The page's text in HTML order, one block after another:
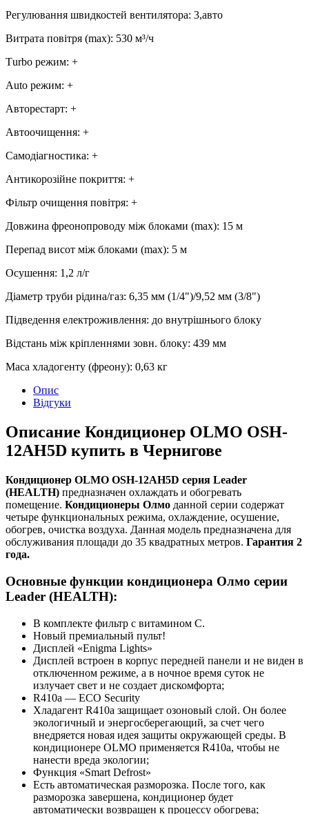
Регулювання швидкостей вентилятора: 3,авто
Витрата повітря (max): 530 м³/ч
Тurbo режим: +
Аuto режим: +
Авторестарт: +
Автоочищення: +
Самодіагностика: +
Антикорозійне покриття: +
Фільтр очищення повітря: +
Довжина фреонопроводу між блоками (max): 15 м
Перепад висот між блоками (max): 5 м
Осушення: 1,2 л/г
Діаметр труби рідина/газ: 6,35 мм (1/4")/9,52 мм (3/8")
Підведення електроживлення: до внутрішнього блоку
Відстань між кріпленнями зовн. блоку: 439 мм
Маса хладогенту (фреону): 0,63 кг
Опис
Відгуки
Описание Кондиционер OLMO OSH-
12AH5D купить в Чернигове
Кондиционер OLMO OSH-12AH5D серия Leader
(HEALTH) предназначен охлаждать и обогревать
помещение. Кондиционеры Олмо данной серии содержат
четыре функциональных режима, охлаждение, осушение,
обогрев, очистка воздуха. Данная модель предназначена для
обслуживания площади до 35 квадратных метров. Гарантия 2
года.
Основные функции кондиционера Олмо серии
Leader (HEALTH):
В комплекте фильтр с витамином C.
Новый премиальный пульт!
Дисплей «Enigma Lights»
Дисплей встроен в корпус передней панели и не виден в
отключенном режиме, а в ночное время суток не
излучает свет и не создает дискомфорта;
R410a — ECO Security
Хладагент R410a защищает озоновый слой. Он более
экологичный и энергосберегающий, за счет чего
внедряется новая идея защиты окружающей среды. В
кондиционере OLMO применяется R410a, чтобы не
нанести вреда экологии;
Функция «Smart Defrost»
Есть автоматическая разморозка. После того, как
разморозка завершена, кондиционер будет
автоматически возвращен к процессу обогрева;